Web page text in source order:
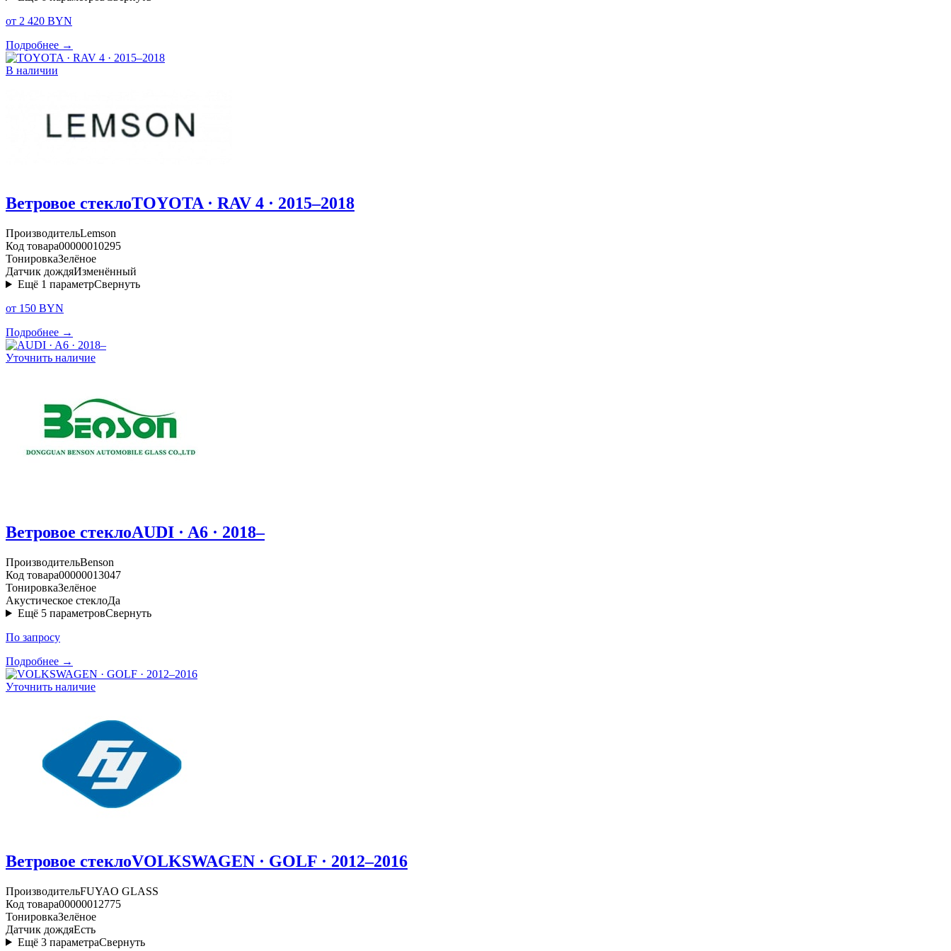
от 2 420 BYN
Подробнее →
В наличии
Ветровое стеклоTOYOTA · RAV 4 · 2015–2018
ПроизводительLemson
Код товара00000010295
ТонировкаЗелёное
Датчик дождяИзменённый
Ещё 1 параметрСвернуть
от 150 BYN
Подробнее →
Уточнить наличие
Ветровое стеклоAUDI · A6 · 2018–
ПроизводительBenson
Код товара00000013047
ТонировкаЗелёное
Акустическое стеклоДа
Ещё 5 параметровСвернуть
По запросу
Подробнее →
Уточнить наличие
Ветровое стеклоVOLKSWAGEN · GOLF · 2012–2016
ПроизводительFUYAO GLASS
Код товара00000012775
ТонировкаЗелёное
Датчик дождяЕсть
Ещё 3 параметраСвернуть